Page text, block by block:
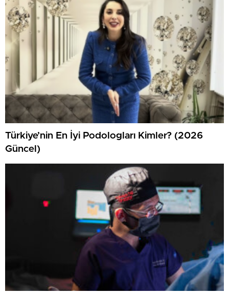
Türkiye’nin En İyi Podologları Kimler? (2026
Güncel)